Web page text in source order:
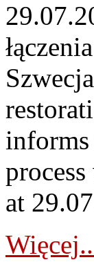
at